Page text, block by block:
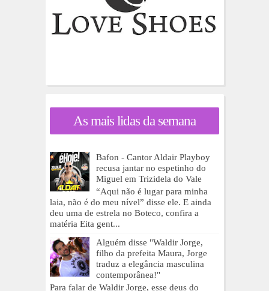
As mais lidas da semana
Bafon - Cantor Aldair Playboy
recusa jantar no espetinho do
Miguel em Trizidela do Vale
“Aqui não é lugar para minha
laia, não é do meu nível” disse ele. E ainda
deu uma de estrela no Boteco, confira a
matéria Eita gent...
Alguém disse "Waldir Jorge,
filho da prefeita Maura, Jorge
traduz a elegância masculina
contemporânea!"
Para falar de Waldir Jorge, esse deus do